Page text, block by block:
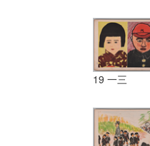
19 一三